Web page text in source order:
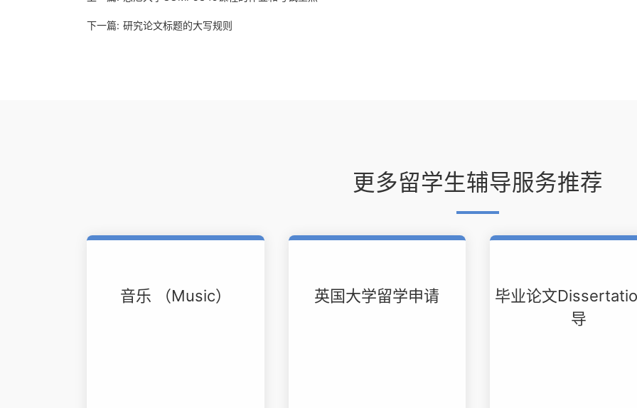
下一篇: 研究论文标题的大写规则
更多留学生辅导服务推荐
音乐 （Music） 英国大学留学申请
毕业论文
导